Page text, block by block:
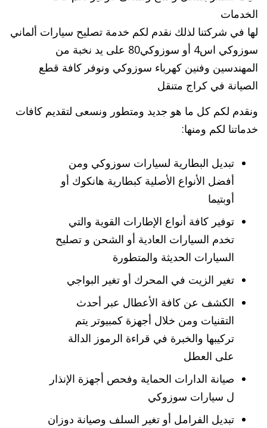
الخدمات
لها في شركتنا لذلك نقدم لكم خدمة تصليح سيارات ألماني
سوزوكي اس4 أو سوزوكي80 على يد نخبة من
المهندسين وفنين كهرباء سوزوكي ونوفر كافة قطع
الصيانة في كراج متنقل
ونقدم لكم كل ما هو جديد ومتطور ونسعى لتقديم كافات
خدماتنا لكم ومنها:
تبديل البطارية لسيارات سوزوكي ومن
أفضل الأنواع الأصلية كبطارية هانكوك أو
أوبتيما
توفير كافة أنواع الإطارات القوية والتي
تخدم السيارات العادية أو الشحن و تصليح
السيارات الحديثة والمتطورة
تغير الزيت في المحرك أو تغير البواجي
الكشف عن كافة الأعطال عبر أحدث
التقنيات ومن خلال أجهزة كمبيوتر يتم
تركيبها والخبرة في قراءة الرموز الدالة
على العطل
صيانة الدارات الحماية وفحص أجهزة الإنذار
ل سيارات سوزوكي
تبديل الفرامل أو تغير السلف وصيانة دوزان